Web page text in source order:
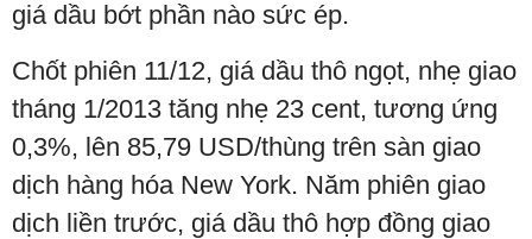
giá dầu bớt phần nào sức ép.
Chốt phiên 11/12, giá dầu thô ngọt, nhẹ giao
tháng 1/2013 tăng nhẹ 23 cent, tương ứng
0,3%, lên 85,79 USD/thùng trên sàn giao
dịch hàng hóa New York. Năm phiên giao
dịch liền trước, giá dầu thô hợp đồng giao